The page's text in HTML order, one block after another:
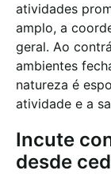
atividades
amplo, a
geral. Ao
ambientes
natureza é
atividade e a
Incute
desde